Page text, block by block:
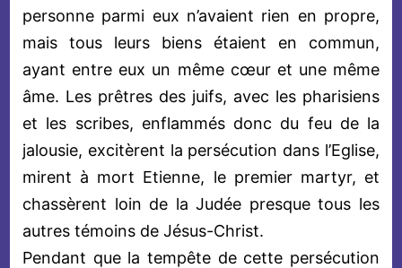
personne parmi eux n’avaient rien en propre,
mais tous leurs biens étaient en commun,
ayant entre eux un même cœur et une même
âme. Les prêtres des juifs, avec les pharisiens
et les scribes, enflammés donc du feu de la
jalousie, excitèrent la persécution dans l’Eglise,
mirent à mort Etienne, le premier martyr, et
chassèrent loin de la Judée presque tous les
autres témoins de Jésus-Christ.
Pendant que la tempête de cette persécution